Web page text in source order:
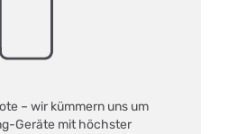
– wir kümmern uns um
Geräte mit höchster